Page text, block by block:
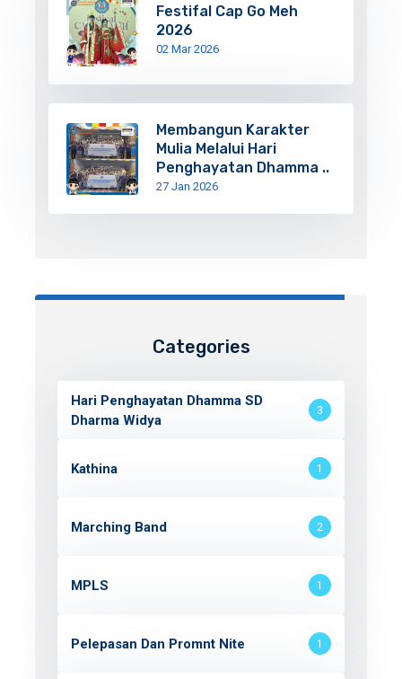
Festifal Cap Go Meh
2026
02 Mar 2026
Membangun Karakter
Mulia Melalui Hari
Penghayatan Dhamma ..
27 Jan 2026
Categories
Hari Penghayatan Dhamma SD
Dharma Widya
3
Kathina 1
Marching Band 2
MPLS 1
Pelepasan Dan Promnt Nite 1